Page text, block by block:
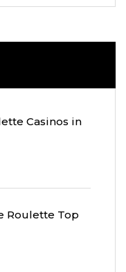
Casinos in
Roulette Top